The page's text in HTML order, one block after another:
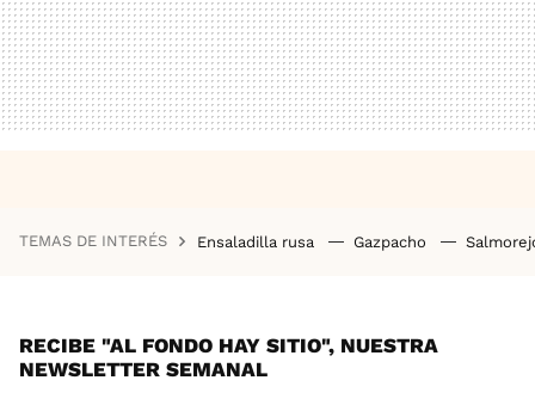
TEMAS DE INTERÉS Ensaladilla rusa Gazpacho
RECIBE "AL FONDO HAY SITIO", NUESTRA
NEWSLETTER SEMANAL